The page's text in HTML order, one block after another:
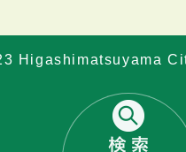
Higashimatsuyama